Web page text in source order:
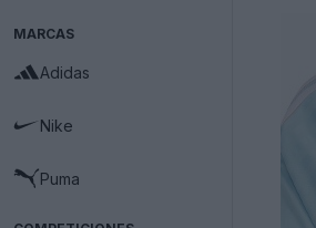
MARCAS
Adidas
Nike
Puma